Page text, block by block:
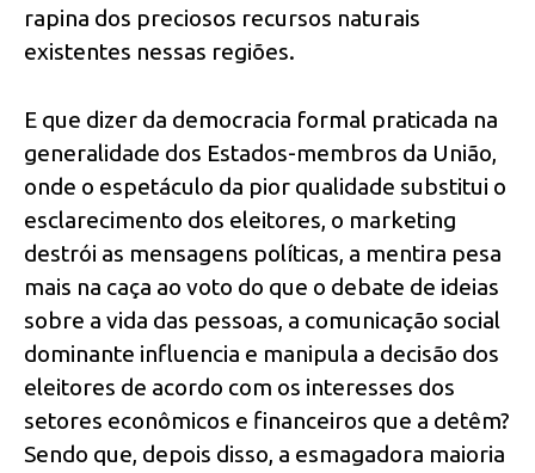
rapina dos preciosos recursos naturais
existentes nessas regiões.
E que dizer da democracia formal praticada na
generalidade dos Estados-membros da União,
onde o espetáculo da pior qualidade substitui o
esclarecimento dos eleitores, o marketing
destrói as mensagens políticas, a mentira pesa
mais na caça ao voto do que o debate de ideias
sobre a vida das pessoas, a comunicação social
dominante influencia e manipula a decisão dos
eleitores de acordo com os interesses dos
setores econômicos e financeiros que a detêm?
Sendo que, depois disso, a esmagadora maioria